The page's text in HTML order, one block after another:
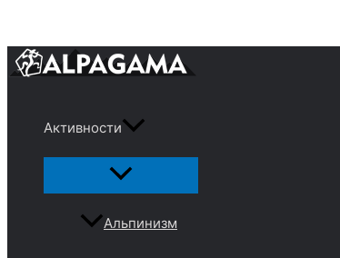
содержимому
Активности
Переключатель
меню
Альпинизм